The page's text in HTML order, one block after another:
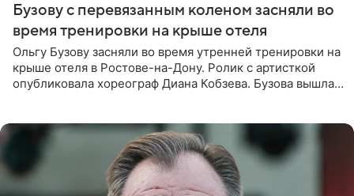
Бузову с перевязанным коленом засняли во
время тренировки на крыше отеля
Ольгу Бузову засняли во время утренней тренировки на
крыше отеля в Ростове-на-Дону. Ролик с артисткой
опубликовала хореограф Диана Кобзева. Бузова вышла